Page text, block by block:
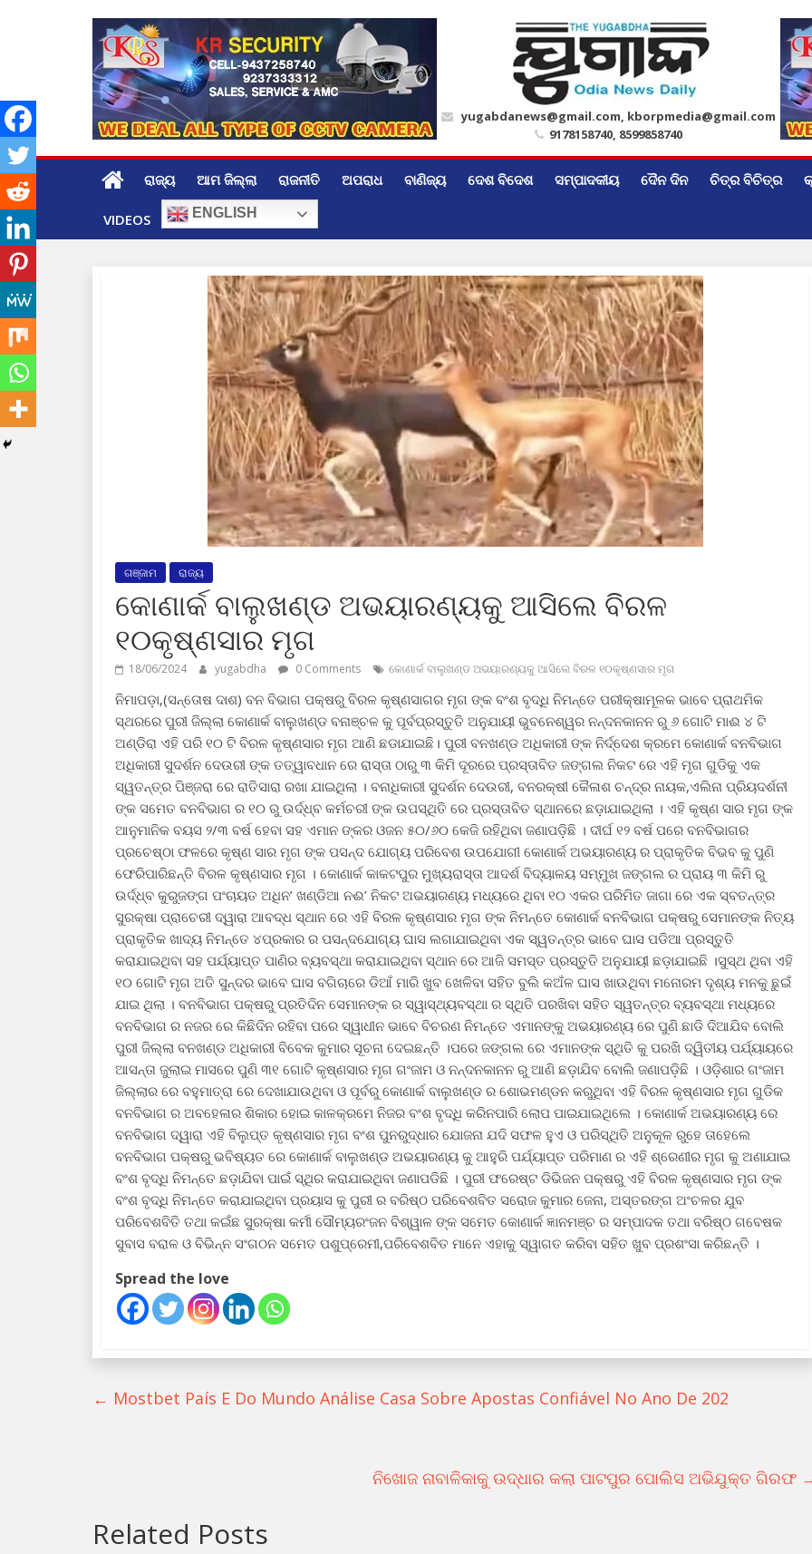
yugabdanews@gmail.com, kborpmedia@gmail.com
9178158740, 8599858740
ରାଜ୍ୟ ଆମ ଜିଲ୍ଲା ରାଜନୀତି ଅପରାଧ ବାଣିଜ୍ୟ ଦେଶ ବିଦେଶ ସମ୍ପାଦକୀୟ ଦୈନ ଦିନ ଚିତ୍ର ବିଚିତ୍ର
VIDEOS ENGLISH
ଗଞ୍ଜାମ ରାଜ୍ୟ
କୋଣାର୍କ ବାଲୁଖଣ୍ଡ ଅଭୟାରଣ୍ୟକୁ ଆସିଲେ ବିରଳ
୧୦କୃଷ୍ଣସାର ମୃଗ
18/06/2024 yugabdha 0 Comments କୋଣାର୍କ ବାଲୁଖଣ୍ଡ ଅଭୟାରଣ୍ୟକୁ ଆସିଲେ ବିରଳ ୧୦କୃଷ୍ଣସାର ମୃଗ
ନିମାପଡ଼ା,(ସନ୍ତୋଷ ଦାଶ) ବନ ବିଭାଗ ପକ୍ଷରୁ ବିରଳ କୃଷ୍ଣସାଗର ମୃଗ ଙ୍କ ବଂଶ ବୃଦ୍ଧି ନିମନ୍ତେ ପରୀକ୍ଷାମୂଳକ ଭାବେ ପ୍ରାଥମିକ
ସ୍ଥରରେ ପୁରୀ ଜିଲ୍ଲା କୋଣାର୍କ ବାଲୁଖଣ୍ଡ ବନାଞ୍ଚଳ କୁ ପୂର୍ବପ୍ରସ୍ତୁତି ଅନୁଯାୟୀ ଭୁବନେଶ୍ୱର ନନ୍ଦନକାନନ ରୁ ୬ ଗୋଟି ମାଈ ୪ ଟି
ଅଣ୍ଡିରା ଏହି ପରି ୧୦ ଟି ବିରଳ କୃଷ୍ଣସାର ମୃଗ ଆଣି ଛଡାଯାଇଛି। ପୁରୀ ବନଖଣ୍ଡ ଅଧିକାରୀ ଙ୍କ ନିର୍ଦ୍ଦେଶ କ୍ରମେ କୋଣାର୍କ ବନବିଭାଗ
ଅଧିକାରୀ ସୁଦର୍ଶନ ଦେଉରୀ ଙ୍କ ତତ୍ୱାବଧାନ ରେ ରାସ୍ତା ଠାରୁ ୩ କିମି ଦୂରରେ ପ୍ରସ୍ତାବିତ ଜଙ୍ଗଲ ନିକଟ ରେ ଏହି ମୃଗ ଗୁଡିକୁ ଏକ
ସ୍ୱତନ୍ତ୍ର ପିଞ୍ଜରା ରେ ରାତିସାରା ରଖା ଯାଇଥିଲା । ବନାଧିକାରୀ ସୁଦର୍ଶନ ଦେଉରୀ, ବନରକ୍ଷୀ କୈଳାଶ ଚନ୍ଦ୍ର ନାୟକ,ଏଲିନା ପ୍ରିୟଦର୍ଶନୀ
ଙ୍କ ସମେତ ବନବିଭାଗ ର ୧୦ ରୁ ଉର୍ଦ୍ଧ୍ବ କର୍ମଚରୀ ଙ୍କ ଉପସ୍ଥିତି ରେ ପ୍ରସ୍ତାବିତ ସ୍ଥାନରେ ଛଡ଼ାଯାଇଥିଲା । ଏହି କୃଷ୍ଣ ସାର ମୃଗ ଙ୍କ
ଆନୁମାନିକ ବୟସ ୨/୩ ବର୍ଷ ହେବା ସହ ଏମାନ ଙ୍କର ଓଜନ ୫୦/୬୦ କେଜି ରହିଥିବା ଜଣାପଡ଼ିଛି । ଦୀର୍ଘ ୧୨ ବର୍ଷ ପରେ ବନବିଭାଗର
ପ୍ରଚେଷ୍ଠା ଫଳରେ କୃଷ୍ଣ ସାର ମୃଗ ଙ୍କ ପସନ୍ଦ ଯୋଗ୍ୟ ପରିବେଶ ଉପଯୋଗୀ କୋଣାର୍କ ଅଭୟାରଣ୍ୟ ର ପ୍ରାକୃତିକ ବିଭବ କୁ ପୁଣି
ଫେରିପାରିଛନ୍ତି ବିରଳ କୃଷ୍ଣସାର ମୃଗ । କୋଣାର୍କ କାକଟପୁର ମୁଖ୍ୟରାସ୍ତା ଆଦର୍ଶ ବିଦ୍ୟାଳୟ ସମ୍ମୁଖ ଜଙ୍ଗଲ ର ପ୍ରାୟ ୩ କିମି ରୁ
ଉର୍ଦ୍ଧ୍ବ କୁରୁଜଙ୍ଗ ପଂଚାୟତ ଅଧିନ’ ଖଣ୍ଡିଆ ନଈ’ ନିକଟ ଅଭୟାରଣ୍ୟ ମଧ୍ୟରେ ଥିବା ୧୦ ଏକର ପରିମିତ ଜାଗା ରେ ଏକ ସ୍ବତନ୍ତ୍ର
ସୁରକ୍ଷା ପ୍ରାଚେରୀ ଦ୍ୱାରା ଆବଦ୍ଧ ସ୍ଥାନ ରେ ଏହି ବିରଳ କୃଷ୍ଣସାର ମୃଗ ଙ୍କ ନିମନ୍ତେ କୋଣାର୍କ ବନବିଭାଗ ପକ୍ଷରୁ ସେମାନଙ୍କ ନିତ୍ୟ
ପ୍ରାକୃତିକ ଖାଦ୍ୟ ନିମନ୍ତେ ୪ପ୍ରକାର ର ପସନ୍ଦଯୋଗ୍ୟ ଘାସ ଲଗାଯାଇଥିବା ଏକ ସ୍ୱତନ୍ତ୍ର ଭାବେ ଘାସ ପଡିଆ ପ୍ରସ୍ତୁତି
କରାଯାଇଥିବା ସହ ପର୍ଯ୍ୟାପ୍ତ ପାଣିର ବ୍ୟବସ୍ଥା କରାଯାଇଥିବା ସ୍ଥାନ ରେ ଆଜି ସମସ୍ତ ପ୍ରସ୍ତୁତି ଅନୁଯାୟୀ ଛଡ଼ାଯାଇଛି ।ସୁସ୍ଥ ଥିବା ଏହି
୧୦ ଗୋଟି ମୃଗ ଅତି ସୁନ୍ଦର ଭାବେ ଘାସ ବଗିଚାରେ ଡିଆଁ ମାରି ଖୁବ ଖେଳିବା ସହିତ ବୁଲି କଅଁଳ ଘାସ ଖାଉଥିବା ମନୋରମ ଦୃଶ୍ୟ ମନକୁ ଛୁଇଁ
ଯାଇ ଥିଲା । ବନବିଭାଗ ପକ୍ଷରୁ ପ୍ରତିଦିନ ସେମାନଙ୍କ ର ସ୍ୱାସ୍ଥ୍ୟବସ୍ଥା ର ସ୍ଥିତି ପରଖିବା ସହିତ ସ୍ୱତନ୍ତ୍ର ବ୍ୟବସ୍ଥା ମଧ୍ୟରେ
ବନବିଭାଗ ର ନଜର ରେ କିଛିଦିନ ରହିବା ପରେ ସ୍ୱାଧୀନ ଭାବେ ବିଚରଣ ନିମନ୍ତେ ଏମାନଙ୍କୁ ଅଭୟାରଣ୍ୟ ରେ ପୁଣି ଛାଡି ଦିଆଯିବ ବୋଲି
ପୁରୀ ଜିଲ୍ଲା ବନଖଣ୍ଡ ଅଧିକାରୀ ବିବେକ କୁମାର ସୂଚନା ଦେଇଛନ୍ତି ।ପରେ ଜଙ୍ଗଲ ରେ ଏମାନଙ୍କ ସ୍ଥିତି କୁ ପରଖି ଦ୍ୱିତୀୟ ପର୍ଯ୍ୟାୟରେ
ଆସନ୍ତା ଜୁଲାଇ ମାସରେ ପୁଣି ୩୧ ଗୋଟି କୃଷ୍ଣସାର ମୃଗ ଗଂଜାମ ଓ ନନ୍ଦନକାନନ ରୁ ଆଣି ଛଡ଼ାଯିବ ବୋଲି ଜଣାପଡ଼ିଛି । ଓଡ଼ିଶାର ଗଂଜାମ
ଜିଲ୍ଲାର ରେ ବହୁମାତ୍ରା ରେ ଦେଖାଯାଉଥିବା ଓ ପୂର୍ବରୁ କୋଣାର୍କ ବାଲୁଖଣ୍ଡ ର ଶୋଭମଣ୍ଡନ କରୁଥିବା ଏହି ବିରଳ କୃଷ୍ଣସାର ମୃଗ ଗୁଡିକ
ବନବିଭାଗ ର ଅବହେଳାର ଶିକାର ହୋଇ କାଳକ୍ରମେ ନିଜର ବଂଶ ବୃଦ୍ଧି କରିନପାରି ଲୋପ ପାଇଯାଇଥିଲେ । କୋଣାର୍କ ଅଭୟାରଣ୍ୟ ରେ
ବନବିଭାଗ ଦ୍ୱାରା ଏହି ବିଲୁପ୍ତ କୃଷ୍ଣସାର ମୃଗ ବଂଶ ପୁନରୁଦ୍ଧାର ଯୋଜନା ଯଦି ସଫଳ ହୁଏ ଓ ପରିସ୍ଥିତି ଅନୁକୂଳ ରୁହେ ତାହେଲେ
ବନବିଭାଗ ପକ୍ଷରୁ ଭବିଷ୍ୟତ ରେ କୋଣାର୍କ ବାଲୁଖଣ୍ଡ ଅଭୟାରଣ୍ୟ କୁ ଆହୁରି ପର୍ଯ୍ୟାପ୍ତ ପରିମାଣ ର ଏହି ଶ୍ରେଣୀର ମୃଗ କୁ ଅଣାଯାଇ
ବଂଶ ବୃଦ୍ଧି ନିମନ୍ତେ ଛଡ଼ାଯିବା ପାଇଁ ସ୍ଥିର କରାଯାଇଥିବା ଜଣାପଡିଛି । ପୁରୀ ଫରେଷ୍ଟ ଡିଭିଜନ ପକ୍ଷରୁ ଏହି ବିରଳ କୃଷ୍ଣସାର ମୃଗ ଙ୍କ
ବଂଶ ବୃଦ୍ଧି ନିମନ୍ତେ କରାଯାଇଥିବା ପ୍ରୟାସ କୁ ପୁରୀ ର ବରିଷ୍ଠ ପରିବେଶବିତ ସରୋଜ କୁମାର ଜେନା, ଅସ୍ତରଙ୍ଗ ଅଂଚଳର ଯୁବ
ପରିବେଶବିତି ତଥା କଇଁଛ ସୁରକ୍ଷା କର୍ମୀ ସୌମ୍ୟରଂଜନ ବିଶ୍ୱାଳ ଙ୍କ ସମେତ କୋଣାର୍କ ଜ୍ଞାନମଞ୍ଚ ର ସମ୍ପାଦକ ତଥା ବରିଷ୍ଠ ଗବେଷକ
ସୁବାସ ବରାଳ ଓ ବିଭିନ୍ନ ସଂଗଠନ ସମେତ ପଶୁପ୍ରେମୀ,ପରିବେଶବିତ ମାନେ ଏହାକୁ ସ୍ୱାଗତ କରିବା ସହିତ ଖୁବ ପ୍ରଶଂସା କରିଛନ୍ତି ।
Spread the love
← Mostbet País E Do Mundo Análise Casa Sobre Apostas Confiável No Ano De 202
ନିଖୋଜ ନାବାଳିକାକୁ ଉଦ୍ଧାର କଲା ପାଟପୁର ପୋଲିସ ଅଭିଯୁକ୍ତ ଗିରଫ
Related Posts